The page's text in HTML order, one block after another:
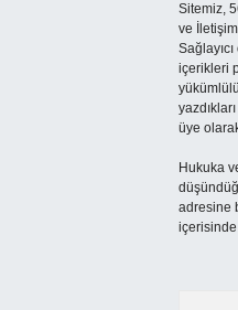
Sitemiz,
ve
içerikleri
üye
Hukuka
adresine
içerisinde